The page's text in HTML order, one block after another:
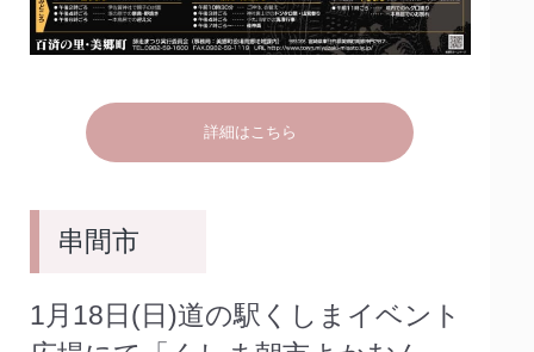
詳細はこちら
串間市
1月18日(日)道の駅くしまイベント